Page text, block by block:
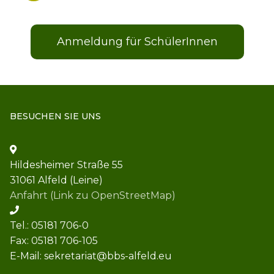
Teams
Organigramm
Krankmeldung
Infos für Ausbildungsbetriebe
Beratung
Beratungsteam
Berufsberatung
Förderverein
Anmeldung für SchülerInnen
BESUCHEN SIE UNS
Hildesheimer Straße 55
31061 Alfeld (Leine)
Anfahrt (Link zu OpenStreetMap)
Tel.: 05181 706-0
Fax: 05181 706-105
E-Mail: sekretariat@bbs-alfeld.eu